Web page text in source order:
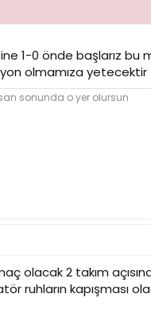
1-0 önde başlarız bu
olmamıza yetecektir
sonunda o yer olursun
olacak 2 takım
ruhların kapışması